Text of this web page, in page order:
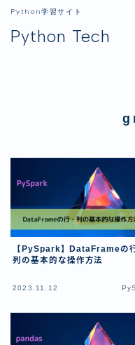
Python Tech
Python学習サイト
MENU
Python入門
ライブラリ
データ分析
GUI
画像処理
Python学習
【PySpark】DataFrameの
列の基本的な操作方法
2023.11.12